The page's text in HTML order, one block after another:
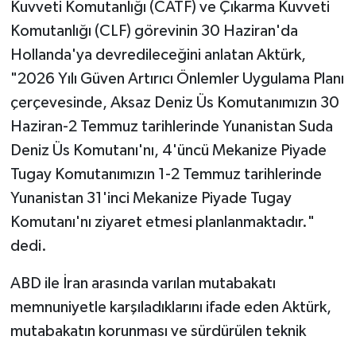
Kuvveti Komutanlığı (CATF) ve Çıkarma Kuvveti
Komutanlığı (CLF) görevinin 30 Haziran'da
Hollanda'ya devredileceğini anlatan Aktürk,
"2026 Yılı Güven Artırıcı Önlemler Uygulama Planı
çerçevesinde, Aksaz Deniz Üs Komutanımızın 30
Haziran-2 Temmuz tarihlerinde Yunanistan Suda
Deniz Üs Komutanı'nı, 4'üncü Mekanize Piyade
Tugay Komutanımızın 1-2 Temmuz tarihlerinde
Yunanistan 31'inci Mekanize Piyade Tugay
Komutanı'nı ziyaret etmesi planlanmaktadır."
dedi.
ABD ile İran arasında varılan mutabakatı
memnuniyetle karşıladıklarını ifade eden Aktürk,
mutabakatın korunması ve sürdürülen teknik